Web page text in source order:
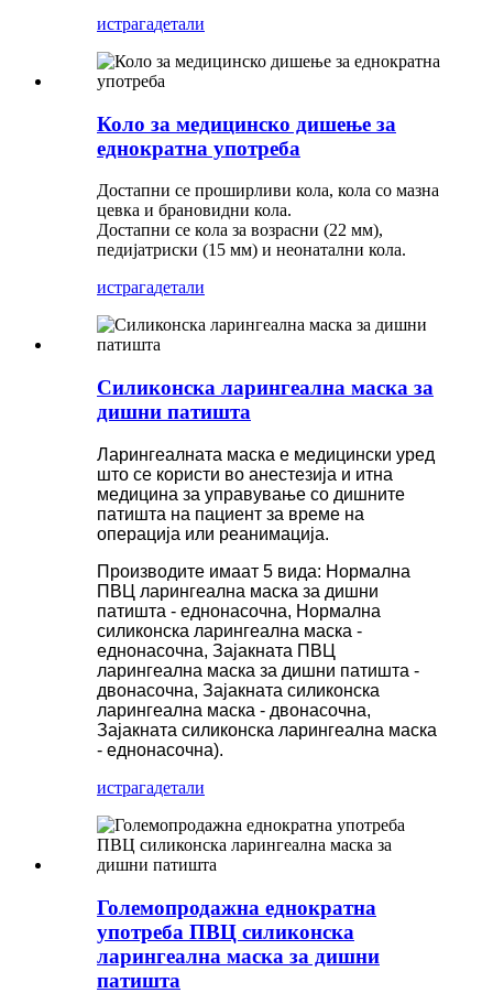
истрагадетали
Коло за медицинско дишење за
еднократна употреба
Достапни се проширливи кола, кола со мазна
цевка и брановидни кола.
Достапни се кола за возрасни (22 мм),
педијатриски (15 мм) и неонатални кола.
истрагадетали
Силиконска ларингеална маска за
дишни патишта
Ларингеалната маска е медицински уред
што се користи во анестезија и итна
медицина за управување со дишните
патишта на пациент за време на
операција или реанимација.
Производите имаат 5 вида: Нормална
ПВЦ ларингеална маска за дишни
патишта - еднонасочна, Нормална
силиконска ларингеална маска -
еднонасочна, Зајакната ПВЦ
ларингеална маска за дишни патишта -
двонасочна, Зајакната силиконска
ларингеална маска - двонасочна,
Зајакната силиконска ларингеална маска
- еднонасочна).
истрагадетали
Големопродажна еднократна
употреба ПВЦ силиконска
ларингеална маска за дишни
патишта